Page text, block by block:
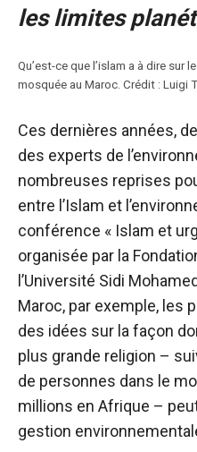
les limites
Qu’est-ce que l’islam a à dire sur
mosquée au Maroc. Crédit : Luigi
Ces dernières années,
des experts de
nombreuses reprises
entre l’Islam et
conférence « Islam et
organisée par la
l’Université Sidi
Maroc, par exemple, les
des idées sur la façon
plus grande religion –
de personnes dans le
millions en Afrique –
gestion